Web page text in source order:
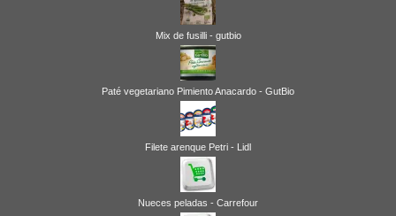
Mix de fusilli - gutbio
Paté vegetariano Pimiento Anacardo - GutBio
Filete arenque Petri - Lidl
Nueces peladas - Carrefour